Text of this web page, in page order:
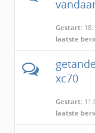
Gestart:
laatste
xc70
Gestart:
laatste